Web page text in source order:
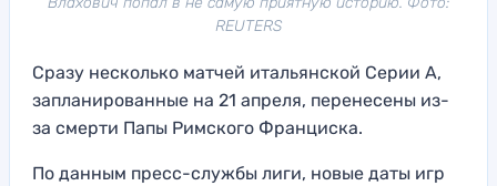
REUTERS
Сразу несколько матчей итальянской Серии А,
запланированные на 21 апреля, перенесены из-
за смерти Папы Римского Франциска.
По данным пресс-службы лиги, новые даты игр